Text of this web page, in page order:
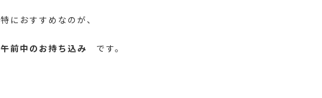
特におすすめなのが、
午前中のお持ち込み です。